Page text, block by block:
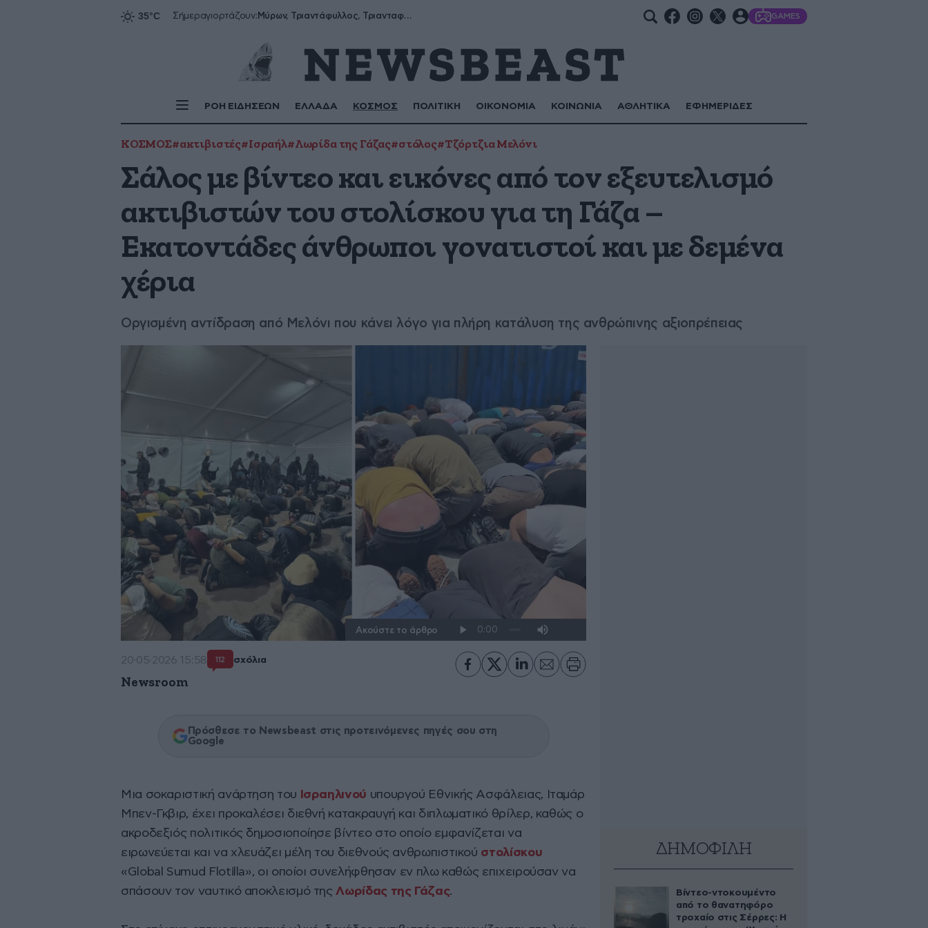
Σήμεραγιορτάζουν: Μύρων, Τριαντάφυλλος, Τριανταφυλλιά, Φυλλιώ, Ρόζα GAMES
ΡΟΗ ΕΙΔΗΣΕΩΝ ΕΛΛΑΔΑ ΚΟΣΜΟΣ ΠΟΛΙΤΙΚΗ ΟΙΚΟΝΟΜΙΑ ΚΟΙΝΩΝΙΑ ΑΘΛΗΤΙΚΑ ΕΦΗΜΕΡΙΔΕΣ
χέρια
ΚΟΣΜΟΣ#ακτιβιστές#Ισραήλ#Λωρίδα της Γάζας#στόλος#Τζόρτζια Μελόνι
Σάλος με βίντεο και εικόνες από τον εξευτελισμό
ακτιβιστών του στολίσκου για τη Γάζα –
Εκατοντάδες άνθρωποι γονατιστοί και με δεμένα
χέρια
Οργισμένη αντίδραση από Μελόνι που κάνει λόγο για πλήρη κατάλυση της ανθρώπινης αξιοπρέπειας
Ακούστε το άρθρο
20·05·2026 15:58 112 σχόλια
Newsroom
Πρόσθεσε το Newsbeast στις προτεινόμενες πηγές σου στη
Google
Μια σοκαριστική ανάρτηση του Ισραηλινού υπουργού Εθνικής Ασφάλειας, Ιταμάρ
Μπεν-Γκβιρ, έχει προκαλέσει διεθνή κατακραυγή και διπλωματικό θρίλερ, καθώς ο
ακροδεξιός πολιτικός δημοσιοποίησε βίντεο στο οποίο εμφανίζεται να
ειρωνεύεται και να χλευάζει μέλη του διεθνούς ανθρωπιστικού στολίσκου
«Global Sumud Flotilla», οι οποίοι συνελήφθησαν εν πλω καθώς επιχειρούσαν να
σπάσουν τον ναυτικό αποκλεισμό τηςΛωρίδας της Γάζας.
ΔΗΜΟΦΙΛΗ
Βίντεο-ντοκουμέντο
από το θανατηφόρο
τροχαίο στις Σέρρες: Η